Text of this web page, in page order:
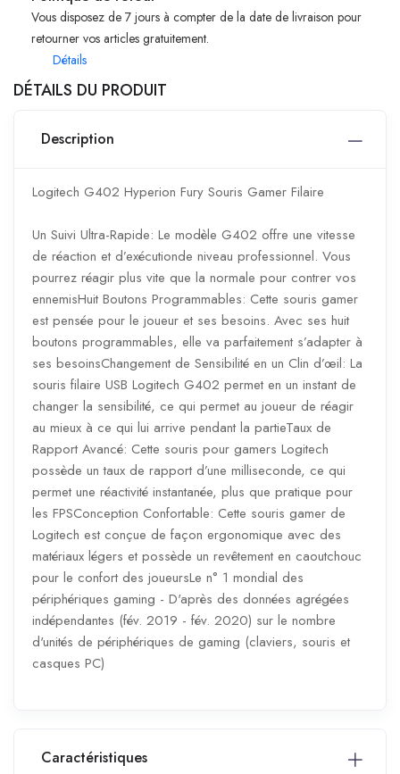
Vous disposez de 7 jours à compter de la date de livraison pour
retourner vos articles gratuitement.
Détails
DÉTAILS DU PRODUIT
Description
Logitech G402 Hyperion Fury Souris Gamer Filaire
Un Suivi Ultra-Rapide: Le modèle G402 offre une vitesse
de réaction et d’exécutionde niveau professionnel. Vous
pourrez réagir plus vite que la normale pour contrer vos
ennemisHuit Boutons Programmables: Cette souris gamer
est pensée pour le joueur et ses besoins. Avec ses huit
boutons programmables, elle va parfaitement s’adapter à
ses besoinsChangement de Sensibilité en un Clin d’œil: La
souris filaire USB Logitech G402 permet en un instant de
changer la sensibilité, ce qui permet au joueur de réagir
au mieux à ce qui lui arrive pendant la partieTaux de
Rapport Avancé: Cette souris pour gamers Logitech
possède un taux de rapport d’une milliseconde, ce qui
permet une réactivité instantanée, plus que pratique pour
les FPSConception Confortable: Cette souris gamer de
Logitech est conçue de façon ergonomique avec des
matériaux légers et possède un revêtement en caoutchouc
pour le confort des joueursLe n° 1 mondial des
périphériques gaming - D'après des données agrégées
indépendantes (fév. 2019 - fév. 2020) sur le nombre
d'unités de périphériques de gaming (claviers, souris et
casques PC)
Caractéristiques